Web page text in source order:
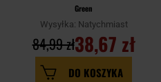
Green
Wysyłka: Natychmiast
38,67 zł
84,99 zł
DO KOSZYKA